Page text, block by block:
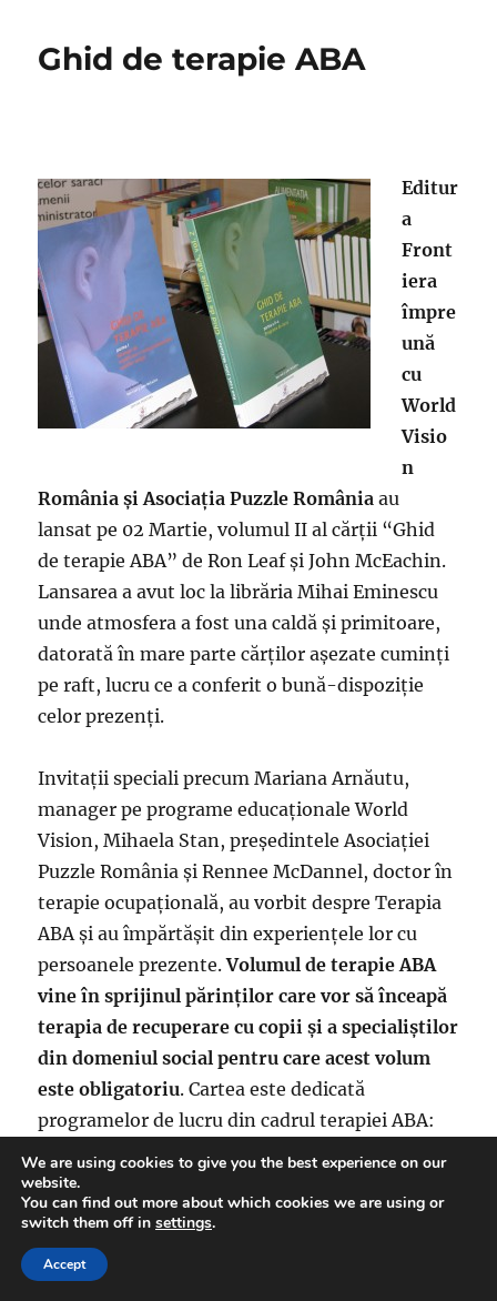
Ghid de terapie ABA
Editur
a
Front
iera
împre
ună
cu
World
Visio
n
România şi Asociaţia Puzzle România au
lansat pe 02 Martie, volumul II al cărţii “Ghid
de terapie ABA” de Ron Leaf şi John McEachin.
Lansarea a avut loc la librăria Mihai Eminescu
unde atmosfera a fost una caldă şi primitoare,
datorată în mare parte cărţilor aşezate cuminţi
pe raft, lucru ce a conferit o bună-dispoziţie
celor prezenţi.
Invitaţii speciali precum Mariana Arnăutu,
manager pe programe educaţionale World
Vision, Mihaela Stan, preşedintele Asociaţiei
Puzzle România şi Rennee McDannel, doctor în
terapie ocupaţională, au vorbit despre Terapia
ABA şi au împărtăşit din experienţele lor cu
persoanele prezente.Volumul de terapie ABA
vine în sprijinul părinţilor care vor să înceapă
terapia de recuperare cu copii şi a specialiştilor
din domeniul social pentru care acest volum
este obligatoriu. Cartea este dedicată
programelor de lucru din cadrul terapiei ABA:
imitaţia, desenele, potrivirile, conversaţia,
abilităţi sociale, fiind o sursă explicită de
informaţie.
Părinţii prezenţi la această lansare au avut
We are using cookies to give you the best experience on our
website.
You can find out more about which cookies we are using or
switch them off in settings.
Accept